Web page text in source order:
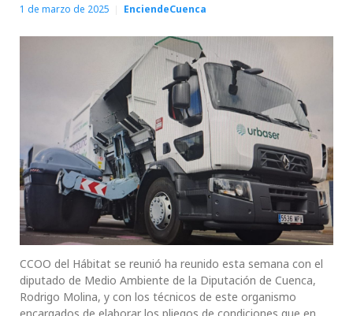
1 de marzo de 2025 EnciendeCuenca
CCOO del Hábitat se reunió ha reunido esta semana con el
diputado de Medio Ambiente de la Diputación de Cuenca,
Rodrigo Molina, y con los técnicos de este organismo